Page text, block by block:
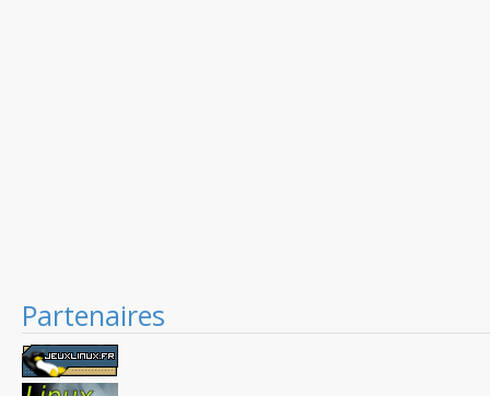
Partenaires